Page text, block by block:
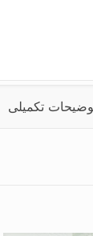
تکمیلی